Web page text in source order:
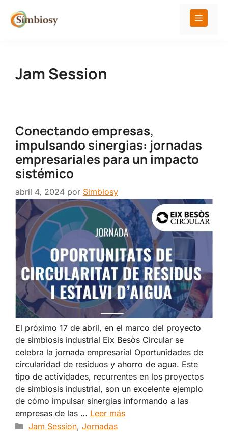
contenido
Jam Session
Conectando empresas,
impulsando sinergias: jornadas
empresariales para un impacto
sistémico
abril 4, 2024 por Simbiosy
El próximo 17 de abril, en el marco del proyecto
de simbiosis industrial Eix Besòs Circular se
celebra la jornada empresarial Oportunidades de
circularidad de residuos y ahorro de agua. Este
tipo de actividades, recurrentes en los proyectos
de simbiosis industrial, son un excelente ejemplo
de cómo impulsar sinergias informando a las
empresas de las … Leer más
Categorías
Jam Session, Jornadas